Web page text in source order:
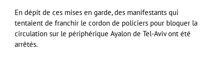
En dépit de ces mises en garde, des manifestants qui
tentaient de franchir le cordon de policiers pour bloquer la
circulation sur le périphérique Ayalon de Tel-Aviv ont été
arrêtés.